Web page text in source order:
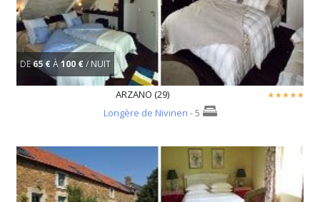
DE65 €À100 €/ NUIT
ARZANO (29)
Longère de Nivinen - 5